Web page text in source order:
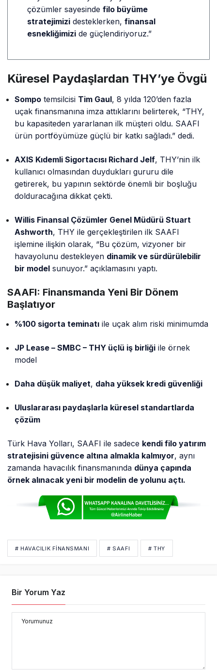
uçak finansmanına imza attıklarını belirterek, “THY,
bu kapasiteden yararlanan ilk müşteri oldu. SAAFI
ürün portföyümüze güçlü bir katkı sağladı.” dedi.
AXIS Kıdemli Sigortacısı Richard Jelf, THY’nin ilk
kullanıcı olmasından duydukları gururu dile
getirerek, bu yapının sektörde önemli bir boşluğu
dolduracağına dikkat çekti.
Willis Finansal Çözümler Genel Müdürü Stuart
Ashworth, THY ile gerçekleştirilen ilk SAAFI
havayolunu destekleyen dinamik ve sürdürülebilir
bir modelsunuyor.” açıklamasını yaptı.
SAAFI: Finansmanda Yeni Bir Dönem
%100 sigorta teminatıile uçak alım riski minimumda
JP Lease – SMBC – THY üçlü iş birliği ile örnek
model
Uluslararası paydaşlarla küresel standartlarda
çözüm
Türk Hava Yolları, SAAFI ile sadecekendi filo yatırım
stratejisini güvence altına almakla kalmıyor
örnek alınacak yeni bir modelin de yolunu açtı.
Bir Yorum Yaz
Adınız
YORUM GÖNDER